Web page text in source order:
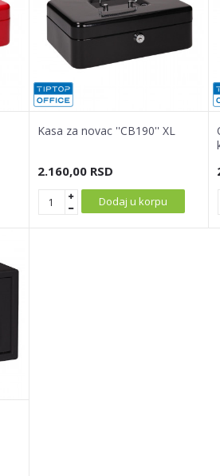
Kasa za novac ''CB190'' XL
2.160,00 RSD
Dodaj u korpu